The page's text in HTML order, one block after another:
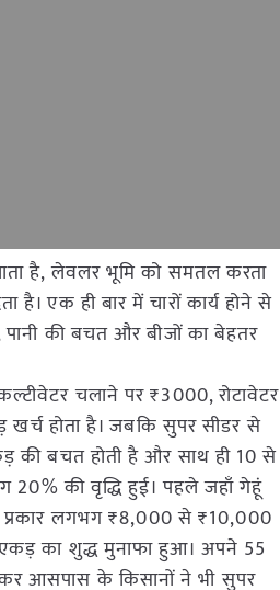
है, लेवलर भूमि को समतल करता
है। एक ही बार में चारों कार्य होने से
की बचत और बीजों का बेहतर
चलाने पर ₹3000, रोटावेटर
होता है। जबकि सुपर सीडर से
की बचत होती है और साथ ही 10 से
की वृद्धि हुई। पहले जहाँ गेहूं
प्रकार लगभग ₹8,000 से ₹10,000
का शुद्ध मुनाफा हुआ। अपने 55
आसपास के किसानों ने भी सुपर